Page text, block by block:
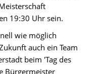
19:30 Uhr sein.
wie möglich
auch ein Team
beim 'Tag des
Bürgermeister